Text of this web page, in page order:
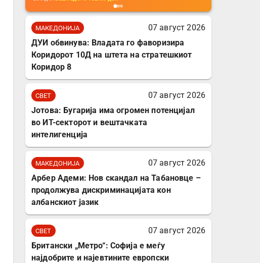
мобилни телефони,
комплет за заштита на
МАКЕДОНИЈА
07 август 2026
ДУИ обвинува: Владата го фаворизира
Коридорот 10Д на штета на стратешкиот
Коридор 8
СВЕТ
07 август 2026
Јотова: Бугарија има огромен потенцијал
во ИТ-секторот и вештачката
интелигенција
МАКЕДОНИЈА
07 август 2026
Арбер Адеми: Нов скандал на Табановце –
продолжува дискриминацијата кон
албанскиот јазик
СВЕТ
07 август 2026
Британски „Метро“: Софија е меѓу
најдобрите и најевтините европски